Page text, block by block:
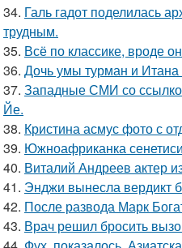
34. Галь гадот поделилась
трудным.
35. Всё по классике, вроде
36. Дочь умы турман и
37. Западные СМИ со
Йе.
38. Кристина асмус фото с
39. Южноафриканка
40. Виталий Андреев актер
41. Энджи вынесла вердикт
42. После развода Марк
43. Врач решил бросить